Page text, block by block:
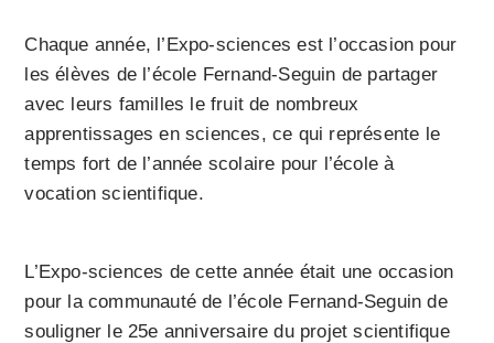
Chaque année, l’Expo-sciences est l’occasion pour
les élèves de l’école Fernand-Seguin de partager
avec leurs familles le fruit de nombreux
apprentissages en sciences, ce qui représente le
temps fort de l’année scolaire pour l’école à
vocation scientifique.
L’Expo-sciences de cette année était une occasion
pour la communauté de l’école Fernand-Seguin de
souligner le 25e anniversaire du projet scientifique